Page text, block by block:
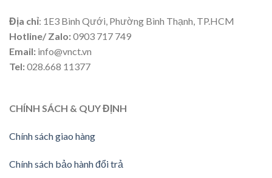
Địa chỉ: 1E3 Bình Qưới, Phường Bình Thạnh, TP.HCM
Hotline/ Zalo:0903 717 749
Email: info@vnct.vn
Tel:028.668 11377
CHÍNH SÁCH & QUY ĐỊNH
Chính sách giao hàng
Chính sách bảo hành đổi trả